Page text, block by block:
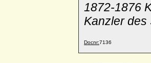
1872-1876
Kanzler
Docnr:7136